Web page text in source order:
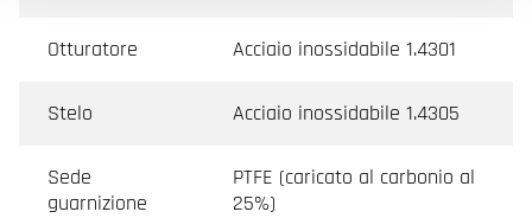
Otturatore Acciaio inossidabile 1.4301
Stelo Acciaio inossidabile 1.4305
Sede
guarnizione
PTFE (caricato al carbonio al
25%)